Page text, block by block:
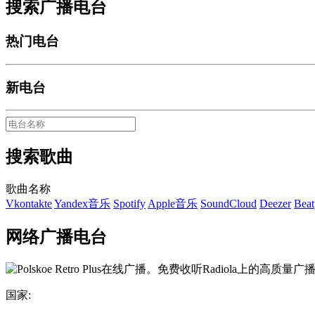
搜索广播电台
热门电台
新电台
搜索歌曲
歌曲名称
VkontakteYandex音乐 Spotify Apple音乐 SoundCloud Deezer
网络广播电台
国家: